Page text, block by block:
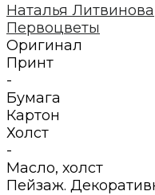
Наталья Литвинова
Первоцветы
Оригинал
Принт
-
Бумага
Картон
Холст
-
Масло, холст
Пейзаж.